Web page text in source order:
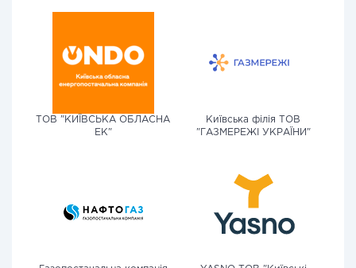
ТОВ "КИЇВСЬКА ОБЛАСНА
ЕК"
Київська філія ТОВ
"ГАЗМЕРЕЖІ УКРАЇНИ"